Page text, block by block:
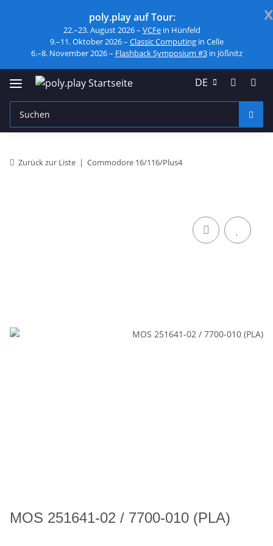
x
poly.play auf Tour:
22.–23. August 2026 – VCFe in Hünfeld
9.–11. Oktober 2026 – Classic Computingin Celle
6.–8. November 2026 – Flashback Symposium #3in Jößnitz
DE
Zurück zur Liste Commodore 16/116/Plus4
MOS 251641-02 / 7700-010 (PLA)